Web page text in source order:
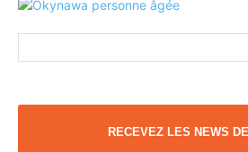
RECEVEZ LES NEWS